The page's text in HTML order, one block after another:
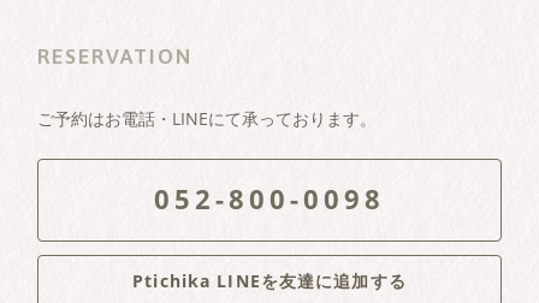
RESERVATION
ご予約はお電話・LINEにて承っております。
052-800-0098
Ptichika LINEを友達に追加する